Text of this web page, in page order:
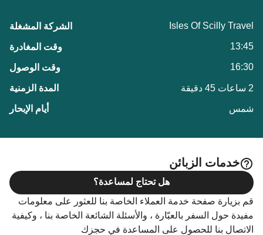
Isles Of Scilly Travel
13:45
16:30
2 ساعات 45 دقيقة
شمس
خدمات الزبائن
قم بزيارة صفحة خدمة العملاء الخاصة بنا للعثور على معلومات
مفيدة حول السفر بالعبّارة ، والأسئلة الشائعة الخاصة بنا ، وكيفية
الاتصال بنا للحصول على المساعدة في حجزك
هل تحتاج لمساعدة؟